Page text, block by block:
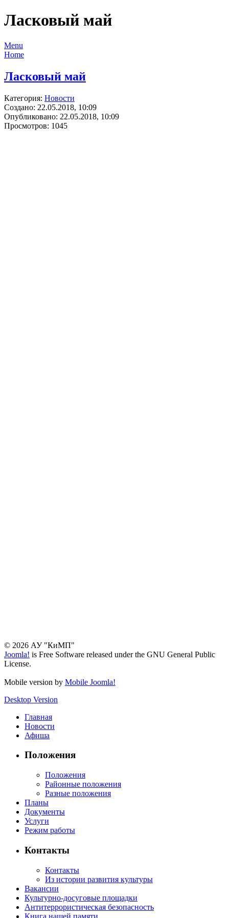
Ласковый май
Menu
Home
Ласковый май
Категория: Новости
Создано: 22.05.2018, 10:09
Опубликовано: 22.05.2018, 10:09
Просмотров: 1045
© 2026 АУ "КиМП"
Joomla! is Free Software released under the GNU General Public
License.
Mobile version by Mobile Joomla!
Desktop Version
Главная
Новости
Афиша
Положения
Положения
Районные положения
Разные положения
Планы
Документы
Услуги
Режим работы
Контакты
Контакты
Из истории развития культуры
Вакансии
Культурно-досуговые площадки
Антитеррористическая безопасность
Книга нашей памяти